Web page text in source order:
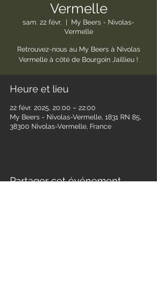
Vermelle
sam. 22 févr.
  |
My Beers - Nivolas-
Vermelle
Retrouvez-nous au My Beers à Nivolas
Vermelle à côté de Bourgoin Jaillieu !
Heure et lieu
22 févr. 2025, 20:00 – 22:00
My Beers - Nivolas-Vermelle, 1831 RN 85,
38300 Nivolas-Vermelle, France
Partager cet événement